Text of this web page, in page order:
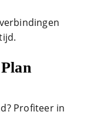
Profiteer in